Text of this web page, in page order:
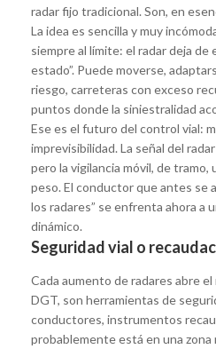
radar fijo tradicional. Son, en
La idea es sencilla y muy
siempre al límite: el radar deja de
estado”. Puede moverse,
riesgo, carreteras con exceso
puntos donde la siniestralidad
Ese es el futuro del control vial:
imprevisibilidad. La señal del
pero la vigilancia móvil, de tramo,
peso. El conductor que antes se
los radares” se enfrenta ahora a
dinámico.
Seguridad vial o
Cada aumento de radares abre el
DGT, son herramientas de
conductores, instrumentos
probablemente está en una